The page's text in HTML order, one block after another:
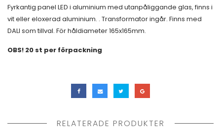
Fyrkantig panel LED i aluminium med utanpåliggande glas, finns i
vit eller eloxerad aluminium. . Transformator ingår. Finns med
DALI som tillval. För håldiameter 165x165mm.
OBS! 20 st per förpackning
RELATERADE PRODUKTER